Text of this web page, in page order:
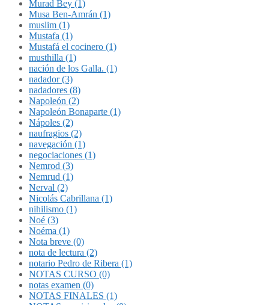
Murad Bey (1)
Musa Ben-Amrán (1)
muslim (1)
Mustafa (1)
Mustafá el cocinero (1)
musthilla (1)
nación de los Galla. (1)
nadador (3)
nadadores (8)
Napoleón (2)
Napoleón Bonaparte (1)
Nápoles (2)
naufragios (2)
navegación (1)
negociaciones (1)
Nemrod (3)
Nemrud (1)
Nerval (2)
Nicolás Cabrillana (1)
nihilismo (1)
Noé (3)
Noéma (1)
Nota breve (0)
nota de lectura (2)
notario Pedro de Ribera (1)
NOTAS CURSO (0)
notas examen (0)
NOTAS FINALES (1)